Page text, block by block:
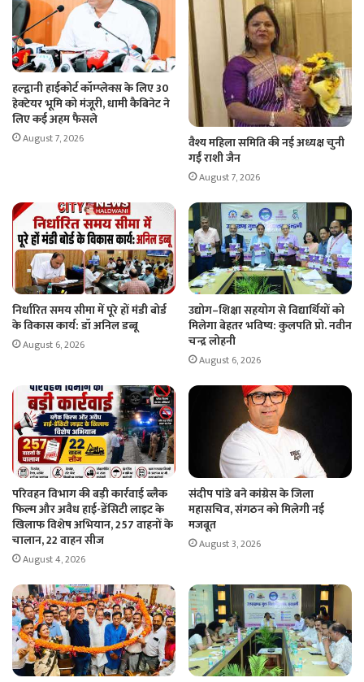
हल्द्वानी हाईकोर्ट कॉम्प्लेक्स के लिए 30
हेक्टेयर भूमि को मंजूरी, धामी कैबिनेट ने
लिए कई अहम फैसले
August 7, 2026
वैश्य महिला समिति की नई अध्यक्ष चुनी
गईं राशी जैन
August 7, 2026
निर्धारित समय सीमा में पूरे हों मंडी बोर्ड
के विकास कार्य: डॉ अनिल डब्बू
August 6, 2026
उद्योग–शिक्षा सहयोग से विद्यार्थियों को
मिलेगा बेहतर भविष्य: कुलपति प्रो. नवीन
चन्द्र लोहनी
August 6, 2026
परिवहन विभाग की बड़ी कार्रवाई ब्लैक
फिल्म और अवैध हाई-डेंसिटी लाइट के
खिलाफ विशेष अभियान, 257 वाहनों के
चालान, 22 वाहन सीज
August 4, 2026
संदीप पांडे बने कांग्रेस के जिला
महासचिव, संगठन को मिलेगी नई
मजबूत
August 3, 2026